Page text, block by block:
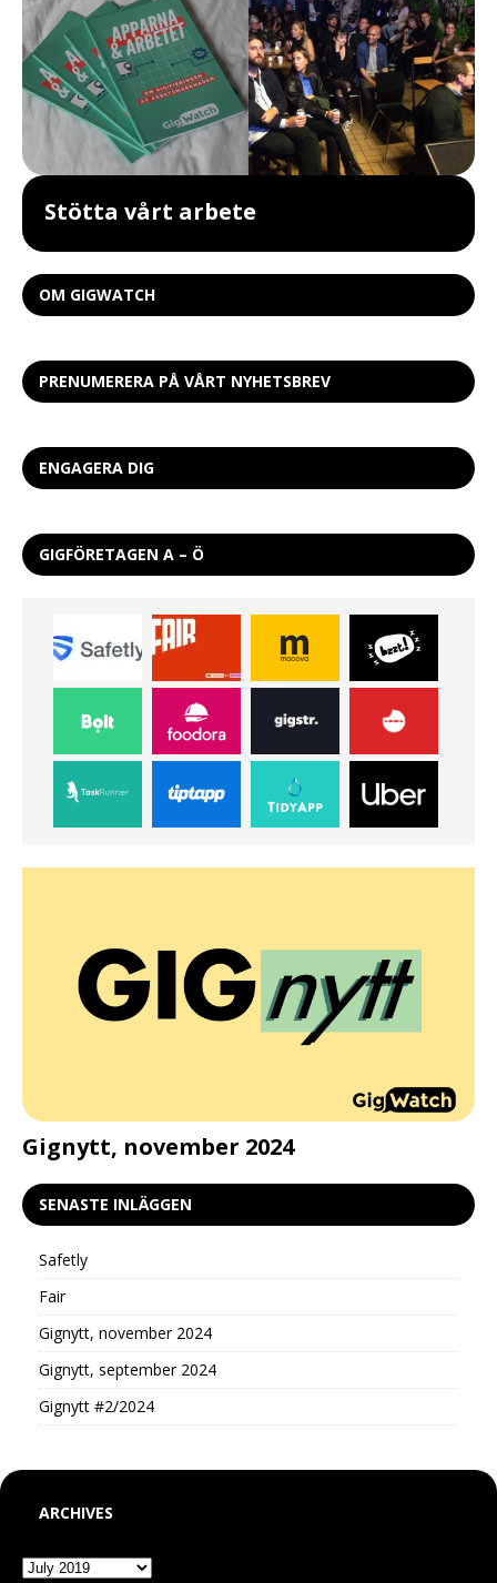
Stötta vårt arbete
OM GIGWATCH
PRENUMERERA PÅ VÅRT NYHETSBREV
ENGAGERA DIG
GIGFÖRETAGEN A – Ö
Gignytt, november 2024
SENASTE INLÄGGEN
Safetly
Fair
Gignytt, november 2024
Gignytt, september 2024
Gignytt #2/2024
ARCHIVES